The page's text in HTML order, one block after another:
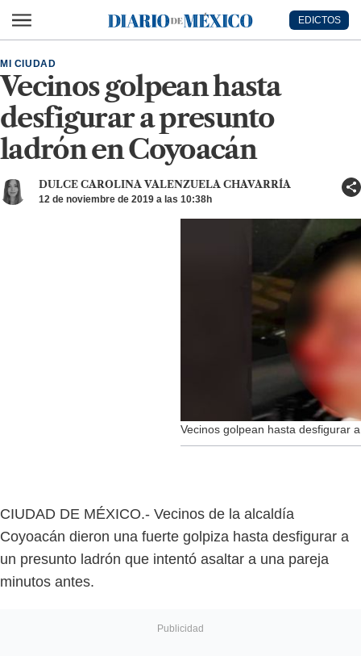
Diario de México
EDICTOS
Vecinos golpean hasta
desfigurar a presunto
ladrón en Coyoacán
MI CIUDAD
DULCE CAROLINA VALENZUELA CHAVARRÍA
12 de noviembre de 2019 a las 10:38h
Vecinos golpean hasta desfigurar
CIUDAD DE MÉXICO.- Vecinos de la alcaldía
Coyoacán dieron una fuerte golpiza hasta desfigurar a
un presunto ladrón que intentó asaltar a una pareja
minutos antes.